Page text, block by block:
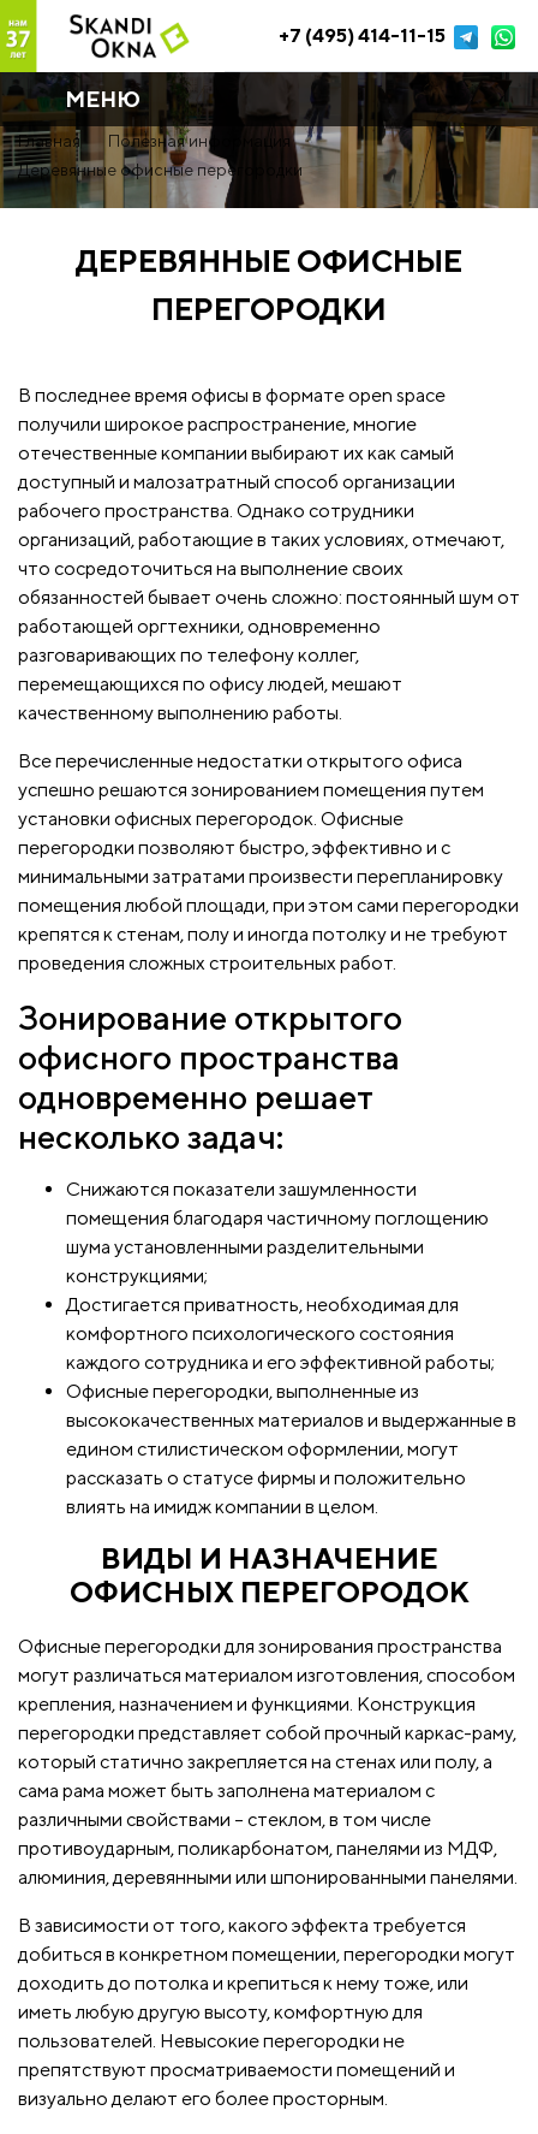
+7 (495) 414-11-15
МЕНЮ
Главная
Полезная информация
Деревянные офисные перегородки
ДЕРЕВЯННЫЕ ОФИСНЫЕ
ПЕРЕГОРОДКИ
В последнее время офисы в формате open space
получили широкое распространение, многие
отечественные компании выбирают их как самый
доступный и малозатратный способ организации
рабочего пространства. Однако сотрудники
организаций, работающие в таких условиях, отмечают,
что сосредоточиться на выполнение своих
обязанностей бывает очень сложно: постоянный шум от
работающей оргтехники, одновременно
разговаривающих по телефону коллег,
перемещающихся по офису людей, мешают
качественному выполнению работы.
Все перечисленные недостатки открытого офиса
успешно решаются зонированием помещения путем
установки офисных перегородок. Офисные
перегородки позволяют быстро, эффективно и с
минимальными затратами произвести перепланировку
помещения любой площади, при этом сами перегородки
крепятся к стенам, полу и иногда потолку и не требуют
проведения сложных строительных работ.
Зонирование открытого
офисного пространства
одновременно решает
несколько задач:
Снижаются показатели зашумленности
помещения благодаря частичному поглощению
шума установленными разделительными
конструкциями;
Достигается приватность, необходимая для
комфортного психологического состояния
каждого сотрудника и его эффективной работы;
Офисные перегородки, выполненные из
высококачественных материалов и выдержанные в
едином стилистическом оформлении, могут
рассказать о статусе фирмы и положительно
влиять на имидж компании в целом.
ВИДЫ И НАЗНАЧЕНИЕ
ОФИСНЫХ ПЕРЕГОРОДОК
Офисные перегородки для зонирования пространства
могут различаться материалом изготовления, способом
крепления, назначением и функциями. Конструкция
перегородки представляет собой прочный каркас-раму,
который статично закрепляется на стенах или полу, а
сама рама может быть заполнена материалом с
различными свойствами – стеклом, в том числе
противоударным, поликарбонатом, панелями из МДФ,
алюминия, деревянными или шпонированными панелями.
В зависимости от того, какого эффекта требуется
добиться в конкретном помещении, перегородки могут
доходить до потолка и крепиться к нему тоже, или
иметь любую другую высоту, комфортную для
пользователей. Невысокие перегородки не
препятствуют просматриваемости помещений и
визуально делают его более просторным.